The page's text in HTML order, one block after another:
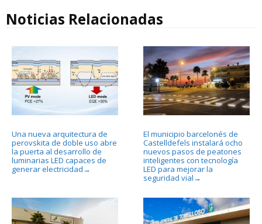
Noticias Relacionadas
Una nueva arquitectura de
perovskita de doble uso abre
la puerta al desarrollo de
luminarias LED capaces de
generar electricidad →
El municipio barcelonés de
Castelldefels instalará ocho
nuevos pasos de peatones
inteligentes con tecnología
LED para mejorar la
seguridad vial →